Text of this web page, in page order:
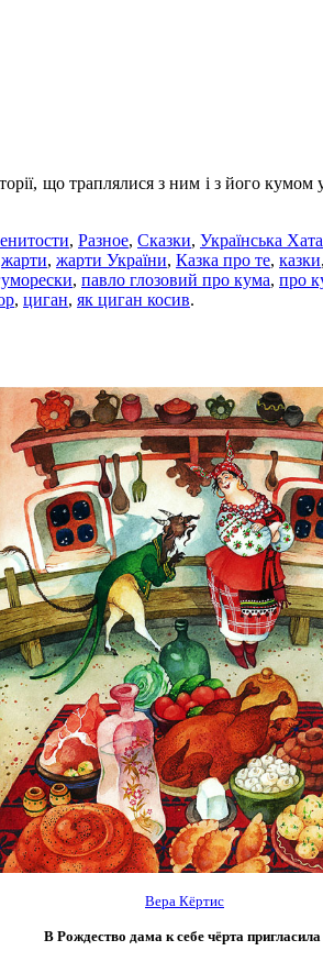
що траплялися з ним і з його
, Разное, Сказки, Українська Хата
жарти, жарти України, Казка про те, казки,
, павло глозовий про кума, про
, циган, як циган косив.
Вера Кёртис
В Рождество дама к себе чёрта пригласила